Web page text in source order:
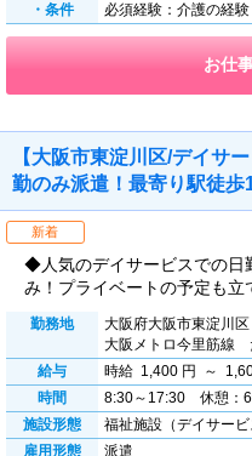
・条件
必須経験：介護の経験
お仕
【大阪市東淀川区/デイサ
勤のみ派遣！最寄り駅徒
新着
◆人気のデイサービスでの
み！プライベートの予定も立
勤務地
大阪府大阪市東淀川区
大阪メトロ今里筋線
給与
時給 1,400 円 ～
時間
8:30～17:30 休憩：
施設形態
福祉施設（デイサービ
雇用形態
派遣